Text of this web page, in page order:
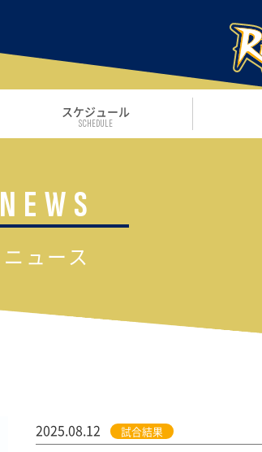
スケジュール
SCHEDULE
NEWS
ニュース
2025.08.12 試合結果